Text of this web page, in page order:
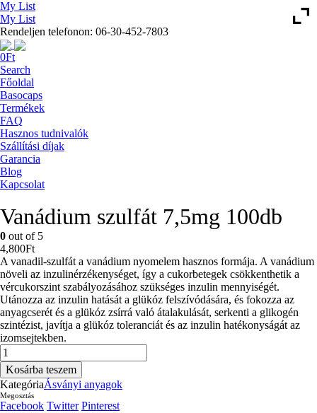
My List
My List
Rendeljen telefonon: 06-30-452-7803
0Ft
Search
Főoldal
Basocaps
Termékek
FAQ
Hasznos tudnivalók
Szállítási díjak
Garancia
Blog
Kapcsolat
Vanádium szulfát 7,5mg 100db
0 out of 5
4,800Ft
A vanadil-szulfát a vanádium nyomelem hasznos formája. A vanádium
növeli az inzulinérzékenységet, így a cukorbetegek csökkenthetik a
vércukorszint szabályozásához szükséges inzulin mennyiségét.
Utánozza az inzulin hatását a glükóz felszívódására, és fokozza az
anyagcserét és a glükóz zsírrá való átalakulását, serkenti a glikogén
szintézist, javítja a glükóz toleranciát és az inzulin hatékonyságát az
izomsejtekben.
Vanádium
szulfát
7,5mg
100db
mennyiség
Kosárba teszem
KategóriaÁsványi anyagok
Megosztás
Facebook Twitter Pinterest